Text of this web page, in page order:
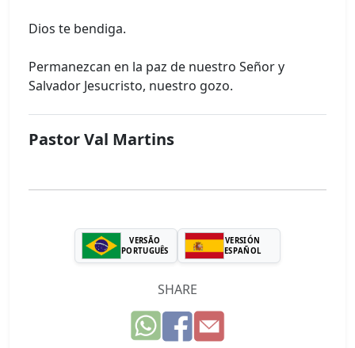
Dios te bendiga.
Permanezcan en la paz de nuestro Señor y
Salvador Jesucristo, nuestro gozo.
Pastor Val Martins
VERSÃO
PORTUGUÊS
VERSIÓN
ESPAÑOL
SHARE